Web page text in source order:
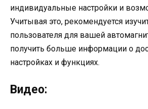
индивидуальные настройки и
Учитывая это, рекомендуется
пользователя для вашей
получить больше информации о
настройках и функциях.
Видео: